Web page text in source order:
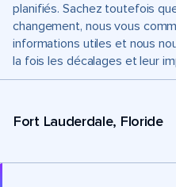
planifiés. Sachez toutefois
changement, nous vous
informations utiles et nous
la fois les décalages et leur
Fort Lauderdale, Floride